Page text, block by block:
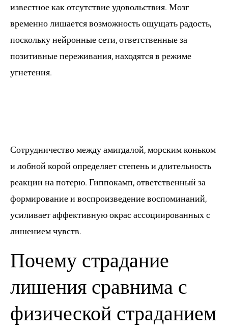
известное как отсутствие удовольствия. Мозг
временно лишается возможность ощущать радость,
поскольку нейронные сети, ответственные за
позитивные переживания, находятся в режиме
угнетения.
Сотрудничество между амигдалой, морским коньком
и лобной корой определяет степень и длительность
реакции на потерю. Гиппокамп, ответственный за
формирование и воспроизведение воспоминаний,
усиливает аффективную окрас ассоциированных с
лишением чувств.
Почему страдание
лишения сравнима с
физической страданием